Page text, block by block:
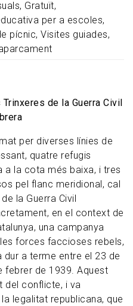
de la Guerra Civil
per diverses línies de
quatre refugis
a la cota més baixa, i tres
pel flanc meridional, cal
la Guerra Civil
en el context de
una campanya
forces faccioses rebels,
dur a terme entre el 23 de
febrer de 1939. Aquest
del conflicte, i va
legalitat republicana, que
Gratuït
per a escoles
pícnic Visites guiades